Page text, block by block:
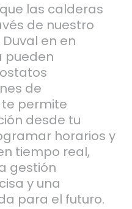
las calderas
de nuestro
Duval en en
pueden
de
permite
desde tu
horarios y
tiempo real,
gestión
y una
para el futuro.